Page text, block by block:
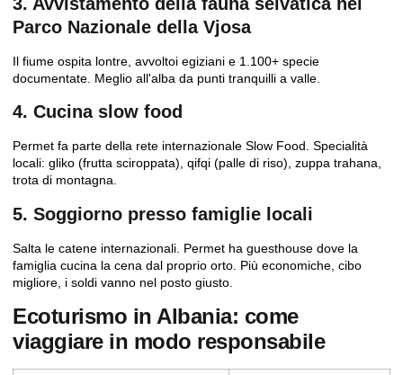
Parco Nazionale della Vjosa
Il fiume ospita lontre, avvoltoi egiziani e 1.100+ specie
documentate. Meglio all'alba da punti tranquilli a valle.
4. Cucina slow food
Permet fa parte della rete internazionale Slow Food. Specialità
locali: gliko (frutta sciroppata), qifqi (palle di riso), zuppa trahana,
trota di montagna.
5. Soggiorno presso famiglie locali
Salta le catene internazionali. Permet ha guesthouse dove la
famiglia cucina la cena dal proprio orto. Più economiche, cibo
migliore, i soldi vanno nel posto giusto.
Ecoturismo in Albania: come
viaggiare in modo responsabile